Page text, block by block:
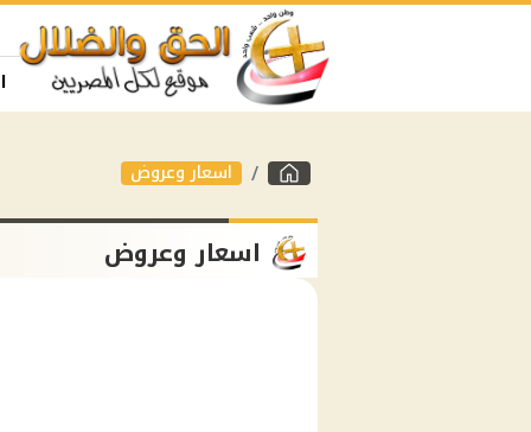
اسعار وعروض
اسعار وعروض